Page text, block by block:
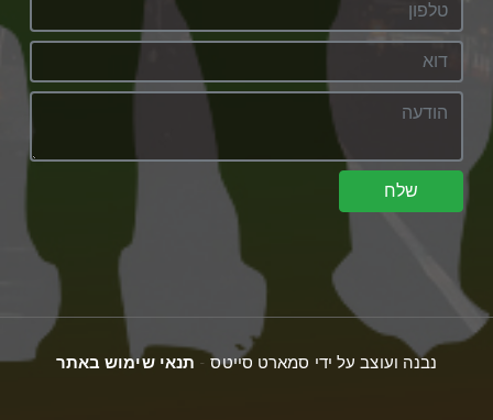
שלח
נבנה ועוצב על ידי סמארט סייטס - תנאי שימוש באתר